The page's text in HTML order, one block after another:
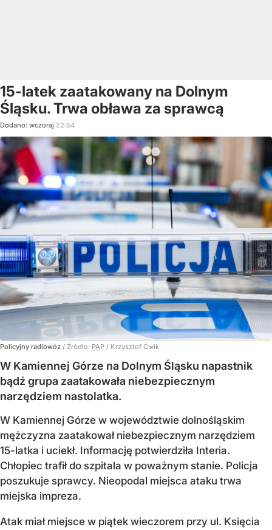
15-latek zaatakowany na Dolnym
Śląsku. Trwa obława za sprawcą
Dodano: wczoraj 22:54
Policyjny radiowóz / Źródło: PAP / Krzysztof Ćwik
W Kamiennej Górze na Dolnym Śląsku napastnik
bądź grupa zaatakowała niebezpiecznym
narzędziem nastolatka.
W Kamiennej Górze w województwie dolnośląskim
mężczyzna zaatakował niebezpiecznym narzędziem
15-latka i uciekł. Informację potwierdziła Interia.
Chłopiec trafił do szpitala w poważnym stanie. Policja
poszukuje sprawcy. Nieopodal miejsca ataku trwa
miejska impreza.
Atak miał miejsce w piątek wieczorem przy ul. Księcia